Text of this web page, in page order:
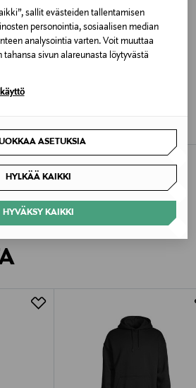
sallit evästeiden tallentamisen
personointia, sosiaalisen median
analysointia varten. Voit muuttaa
sivun alareunasta löytyvästä
ASETUKSIA
HYLKÄÄ KAIKKI
HYVÄKSY KAIKKI
Sweden
miesten uima-asut,
Original Price
59,95 €